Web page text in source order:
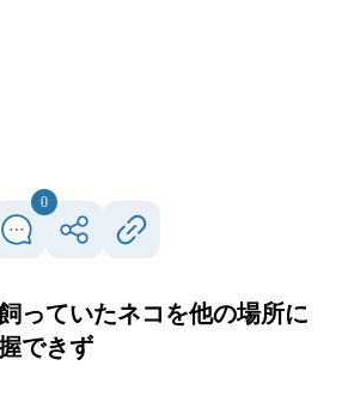
0
っていたネコを他の場所に
できず